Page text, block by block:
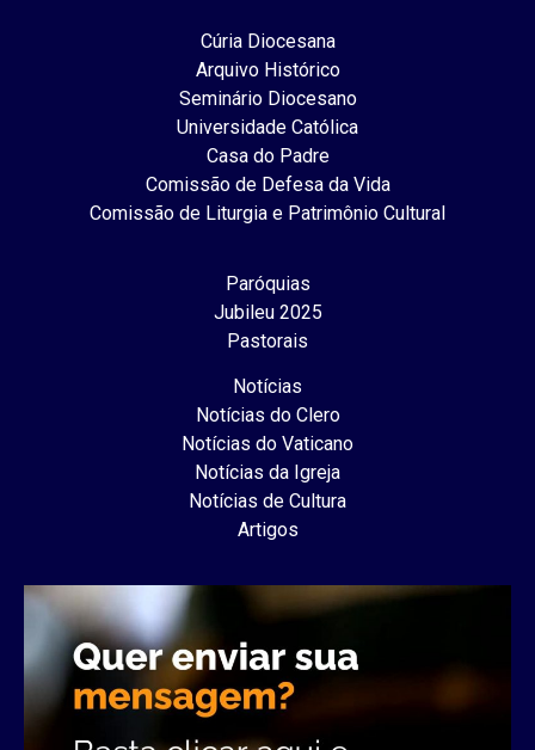
Cúria Diocesana
Arquivo Histórico
Seminário Diocesano
Universidade Católica
Casa do Padre
Comissão de Defesa da Vida
Comissão de Liturgia e Patrimônio Cultural
Paróquias
Jubileu 2025
Pastorais
Notícias
Notícias do Clero
Notícias do Vaticano
Notícias da Igreja
Notícias de Cultura
Artigos